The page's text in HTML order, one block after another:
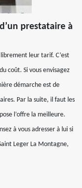
prestataire à
leur tarif. C’est
coût. Si vous envisagez
démarche est de
Par la suite, il faut les
l’offre la meilleure.
à vous adresser à lui si
Leger La Montagne,